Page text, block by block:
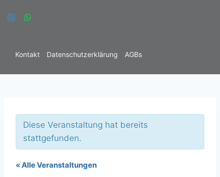
Inhalt
Kontakt Datenschutzerklärung AGBs
Diese Veranstaltung hat bereits
stattgefunden.
« Alle Veranstaltungen